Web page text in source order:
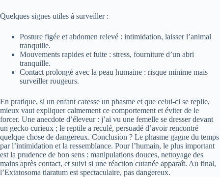
Quelques signes utiles à surveiller :
Posture figée et abdomen relevé : intimidation, laisser l’animal
tranquille.
Mouvements rapides et fuite : stress, fourniture d’un abri
tranquille.
Contact prolongé avec la peau humaine : risque minime mais
surveiller rougeurs.
En pratique, si un enfant caresse un phasme et que celui-ci se replie,
mieux vaut expliquer calmement ce comportement et éviter de le
forcer. Une anecdote d’éleveur : j’ai vu une femelle se dresser devant
un gecko curieux ; le reptile a reculé, persuadé d’avoir rencontré
quelque chose de dangereux. Conclusion ? Le phasme gagne du temps
par l’intimidation et la ressemblance. Pour l’humain, le plus important
est la prudence de bon sens : manipulations douces, nettoyage des
mains après contact, et suivi si une réaction cutanée apparaît. Au final,
l’Extatosoma tiaratum est spectaculaire, pas dangereux.